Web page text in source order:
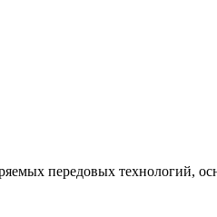
передовых технологий,